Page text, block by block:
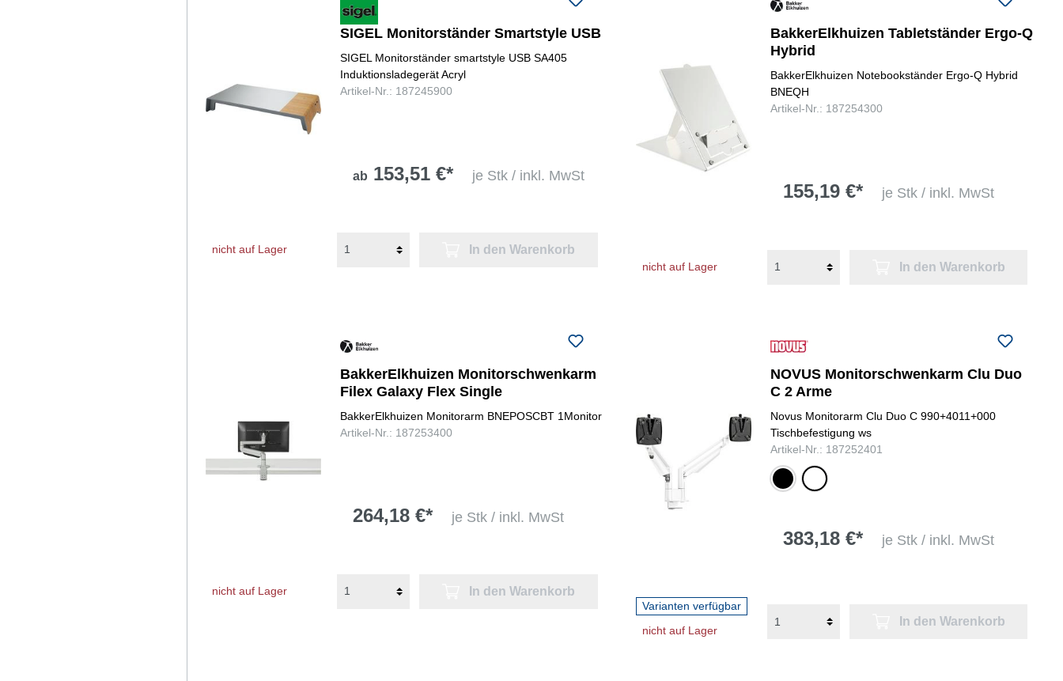
SIGEL Monitorständer Smartstyle USB
SIGEL Monitorständer smartstyle USB SA405
Induktionsladegerät Acryl
Artikel-Nr.: 187245900
ab 153,51 €* je Stk / inkl. MwSt
nicht auf Lager In den Warenkorb
BakkerElkhuizen Tabletständer Ergo-Q
Hybrid
BakkerElkhuizen Notebookständer Ergo-Q Hybrid
BNEQH
Artikel-Nr.: 187254300
155,19 €* je Stk / inkl. MwSt
nicht auf Lager In den Warenkorb
BakkerElkhuizen Monitorschwenkarm
Filex Galaxy Flex Single
BakkerElkhuizen Monitorarm BNEPOSCBT 1Monitor
Artikel-Nr.: 187253400
264,18 €* je Stk / inkl. MwSt
nicht auf Lager In den Warenkorb
NOVUS Monitorschwenkarm Clu Duo
C 2 Arme
Novus Monitorarm Clu Duo C 990+4011+000
Tischbefestigung ws
Artikel-Nr.: 187252401
schwarzweiß
383,18 €* je Stk / inkl. MwSt
Varianten verfügbar
nicht auf Lager
In den Warenkorb